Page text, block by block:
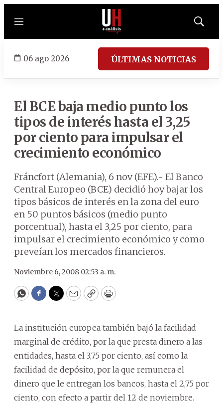
Menú
Mostrar
06 ago 2026 ÚLTIMAS NOTICIAS
El BCE baja medio punto los
tipos de interés hasta el 3,25
por ciento para impulsar el
crecimiento económico
Fráncfort (Alemania), 6 nov (EFE).- El Banco
Central Europeo (BCE) decidió hoy bajar los
tipos básicos de interés en la zona del euro
en 50 puntos básicos (medio punto
porcentual), hasta el 3,25 por ciento, para
impulsar el crecimiento económico y como
preveían los mercados financieros.
Noviembre 6, 2008 02:53 a. m.
WhatsApp
Facebook
Twitter
EmailCopyPrint
La institución europea también bajó la facilidad
marginal de crédito, por la que presta dinero a las
entidades, hasta el 3,75 por ciento, así como la
facilidad de depósito, por la que remunera el
dinero que le entregan los bancos, hasta el 2,75 por
ciento, con efecto a partir del 12 de noviembre.